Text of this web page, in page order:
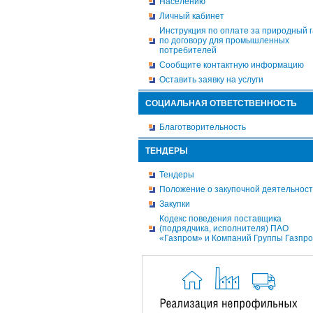
Личный кабинет
Инструкция по оплате за природный
по договору для промышленных
потребителей
Сообщите контактную информацию
Оставить заявку на услуги
СОЦИАЛЬНАЯ ОТВЕТСТВЕННОСТЬ
Благотворительность
ТЕНДЕРЫ
Тендеры
Положение о закупочной
Закупки
Кодекс поведения поставщика
(подрядчика, исполнителя) ПАО
«Газпром» и Компаний Группы